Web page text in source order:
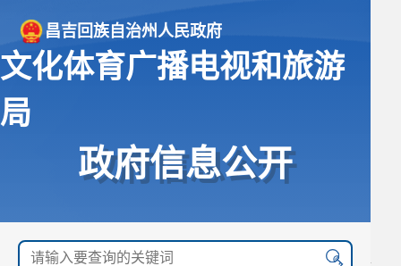
昌吉回族自治州人民政府
文化体育广播电视和旅游
局
政府信息公开